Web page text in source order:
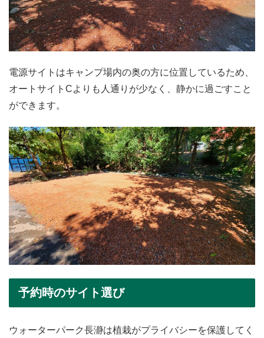
電源サイトはキャンプ場内の奥の方に位置しているため、
オートサイトCよりも人通りが少なく、静かに過ごすこと
ができます。
予約時のサイト選び
ウォーターパーク長瀞は植栽がプライバシーを保護してく